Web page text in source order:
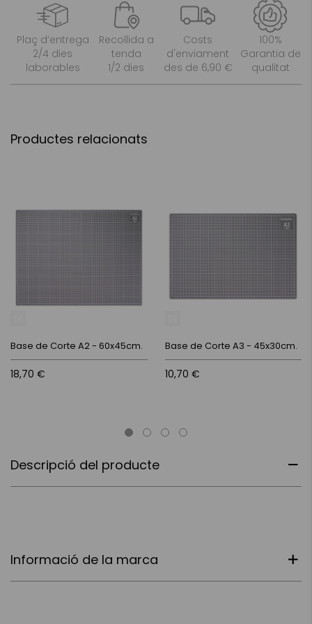
Plaç d’entrega
2/4 dies
laborables
Recollida a
tenda
1/2 dies
Costs
d'enviament
des de 6,90 €
100%
Garantia de
qualitat
Descripció del producte
Informació de la marca
Productes relacionats
Base de Corte A2 - 60x45cm.
18,70 €
Base de Corte A3 - 45x30cm.
10,70 €